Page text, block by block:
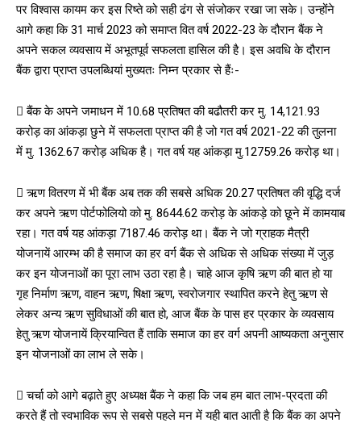
पर विश्वास कायम कर इस रिष्ते को सही ढंग से संजोकर रखा जा सके। उन्होंने
आगे कहा कि 31 मार्च 2023 को समाप्त वित वर्ष 2022-23 के दौरान बैंक ने
अपने सकल व्यवसाय में अभूतपूर्व सफलता हासिल की है। इस अवधि के दौरान
बैंक द्वारा प्राप्त उपलब्धियां मुख्यतः निम्न प्रकार से हैंः-
 बैंक के अपने जमाधन में 10.68 प्रतिषत की बढौतरी कर मु. 14,121.93
करोड़ का आंकड़ा छुने में सफलता प्राप्त की है जो गत वर्ष 2021-22 की तुलना
में मु. 1362.67 करोड़ अधिक है। गत वर्ष यह आंकड़ा मु.12759.26 करोड़ था।
 ऋण वितरण में भी बैंक अब तक की सबसे अधिक 20.27 प्रतिषत की वृद्धि दर्ज
कर अपने ऋण पोर्टफोलियो को मु. 8644.62 करोड़ के आंकड़े को छूने में कामयाब
रहा। गत वर्ष यह आंकड़ा 7187.46 करोड़ था। बैंक ने जो ग्राहक मैत्री
योजनायें आरम्भ की है समाज का हर वर्ग बैंक से अधिक से अधिक संख्या में जुड़
कर इन योजनाओं का पूरा लाभ उठा रहा है। चाहे आज कृषि ऋण की बात हो या
गृह निर्माण ऋण, वाहन ऋण, षिक्षा ऋण, स्वरोजगार स्थापित करने हेतु ऋण से
लेकर अन्य ऋण सुविधाओं की बात हो, आज बैंक के पास हर प्रकार के व्यवसाय
हेतु ऋण योजनायें क्रियान्वित हैं ताकि समाज का हर वर्ग अपनी आष्यकता अनुसार
इन योजनाओं का लाभ ले सके।
 चर्चा को आगे बढ़ाते हुए अध्यक्ष बैंक ने कहा कि जब हम बात लाभ-प्रदता की
करते हैं तो स्वभाविक रूप से सबसे पहले मन में यही बात आती है कि बैंक का अपने